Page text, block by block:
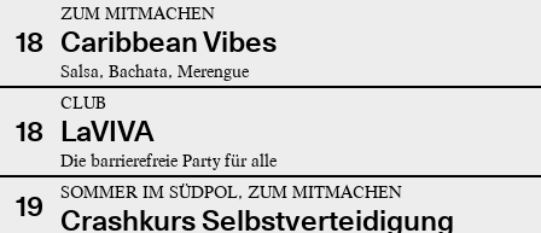
18
ZUM MITMACHEN
Caribbean Vibes
Salsa, Bachata, Merengue
18
CLUB
LaVIVA
Die barrierefreie Party für alle
19 SOMMER IM SÜDPOL, ZUM MITMACHEN
Crashkurs Selbstverteidigung